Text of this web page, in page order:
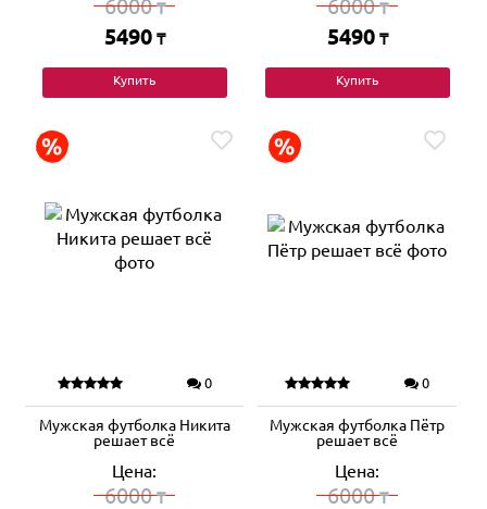
6000₸
5490 ₸
Купить
6000₸
5490 ₸
Купить
0
Мужская футболка Никита
решает всё
Цена:
6000₸
0
Мужская футболка Пётр
решает всё
Цена:
6000₸